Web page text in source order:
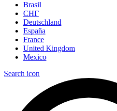
Brasil
СНГ
Deutschland
España
France
United Kingdom
Mexico
Search icon